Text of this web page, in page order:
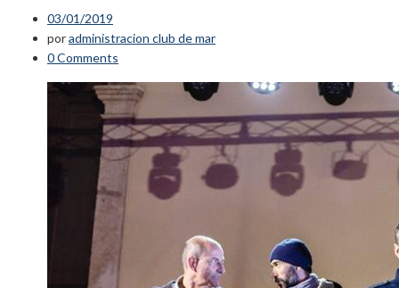
03/01/2019
poradministracion club de mar
0 Comments